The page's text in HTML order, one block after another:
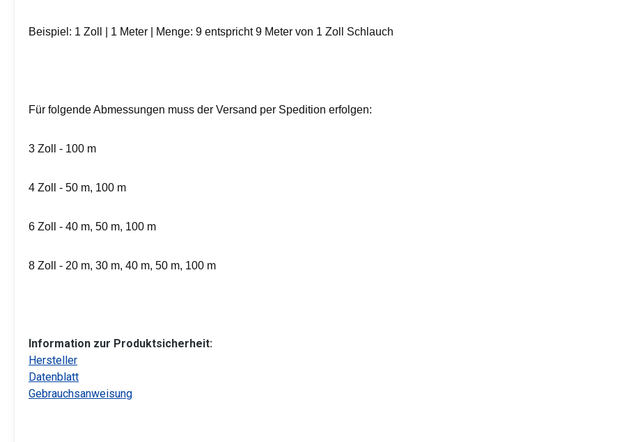
Beispiel: 1 Zoll | 1 Meter | Menge: 9 entspricht 9 Meter von 1 Zoll Schlauch
Für folgende Abmessungen muss der Versand per Spedition erfolgen:
3 Zoll - 100 m
4 Zoll - 50 m, 100 m
6 Zoll - 40 m, 50 m, 100 m
8 Zoll - 20 m, 30 m, 40 m, 50 m, 100 m
Information zur Produktsicherheit:
Hersteller
Datenblatt
Gebrauchsanweisung